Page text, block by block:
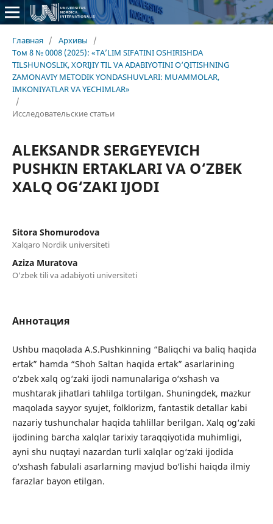
Главная / Архивы
/
Том 8 № 0008 (2025): «TA’LIM SIFATINI OSHIRISHDA
TILSHUNOSLIK, XORIJIY TIL VA ADABIYOTINI O‘QITISHNING
ZAMONAVIY METODIK YONDASHUVLARI: MUAMMOLAR,
IMKONIYATLAR VA YECHIMLAR»
/
Исследовательские статьи
ALEKSANDR SERGEYEVICH
PUSHKIN ERTAKLARI VA O‘ZBEK
XALQ OG‘ZAKI IJODI
Sitora Shomurodova
Xalqaro Nordik universiteti
Aziza Muratova
O‘zbek tili va adabiyoti universiteti
Аннотация
Ushbu maqolada A.S.Pushkinning “Baliqchi va baliq haqida
ertak” hamda “Shoh Saltan haqida ertak” asarlarining
o‘zbek xalq og‘zaki ijodi namunalariga o‘xshash va
mushtarak jihatlari tahlilga tortilgan. Shuningdek, mazkur
maqolada sayyor syujet, folklorizm, fantastik detallar kabi
nazariy tushunchalar haqida tahlillar berilgan. Xalq og‘zaki
ijodining barcha xalqlar tarixiy taraqqiyotida muhimligi,
ayni shu nuqtayi nazardan turli xalqlar og‘zaki ijodida
o‘xshash fabulali asarlarning mavjud bo‘lishi haiqda ilmiy
farazlar bayon etilgan.